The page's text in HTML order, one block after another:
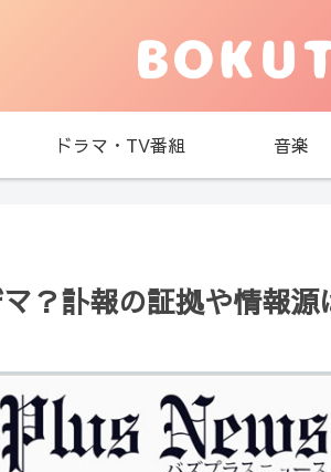
ドラマ・TV番組 音楽
？訃報の証拠や情報源